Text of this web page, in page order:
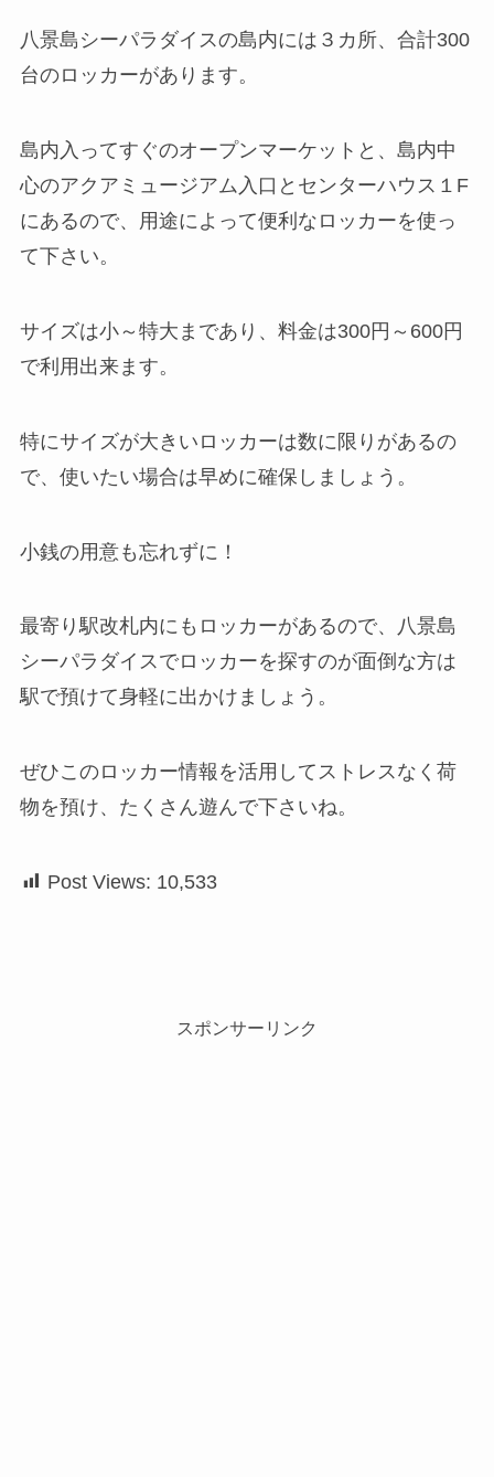
八景島シーパラダイスの島内には３カ所、合計300
台のロッカーがあります。
島内入ってすぐのオープンマーケットと、島内中
心のアクアミュージアム入口とセンターハウス１F
にあるので、用途によって便利なロッカーを使っ
て下さい。
サイズは小～特大まであり、料金は300円～600円
で利用出来ます。
特にサイズが大きいロッカーは数に限りがあるの
で、使いたい場合は早めに確保しましょう。
小銭の用意も忘れずに！
最寄り駅改札内にもロッカーがあるので、八景島
シーパラダイスでロッカーを探すのが面倒な方は
駅で預けて身軽に出かけましょう。
ぜひこのロッカー情報を活用してストレスなく荷
物を預け、たくさん遊んで下さいね。
Post Views: 10,533
スポンサーリンク